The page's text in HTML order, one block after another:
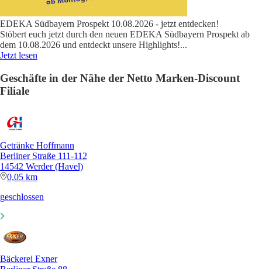
EDEKA Südbayern Prospekt 10.08.2026 - jetzt entdecken!
Stöbert euch jetzt durch den neuen EDEKA Südbayern Prospekt ab
dem 10.08.2026 und entdeckt unsere Highlights!...
Jetzt lesen
Geschäfte in der Nähe der Netto Marken-Discount
Filiale
Getränke Hoffmann
Berliner Straße 111-112
14542 Werder (Havel)
0,05 km
geschlossen
Bäckerei Exner